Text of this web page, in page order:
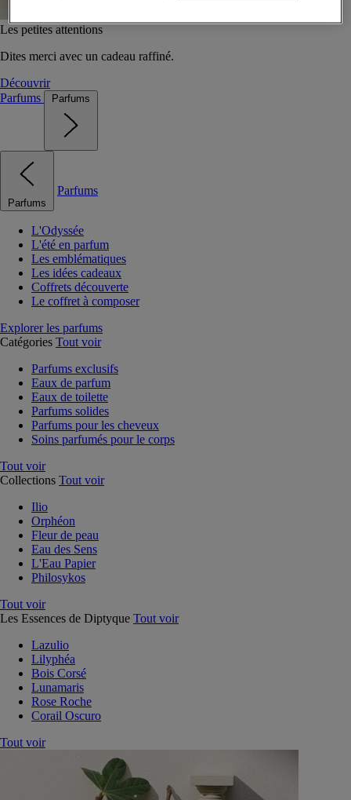
Les petites attentions
Dites merci avec un cadeau raffiné.
Découvrir
Parfums
Parfums
Parfums
Parfums
L'Odyssée
L'été en parfum
Les emblématiques
Les idées cadeaux
Coffrets découverte
Le coffret à composer
Explorer les parfums
Catégories Tout voir
Parfums exclusifs
Eaux de parfum
Eaux de toilette
Parfums solides
Parfums pour les cheveux
Soins parfumés pour le corps
Tout voir
Collections Tout voir
Ilio
Orphéon
Fleur de peau
Eau des Sens
L'Eau Papier
Philosykos
Tout voir
Les Essences de Diptyque Tout voir
Lazulio
Lilyphéa
Bois Corsé
Lunamaris
Rose Roche
Corail Oscuro
Tout voir